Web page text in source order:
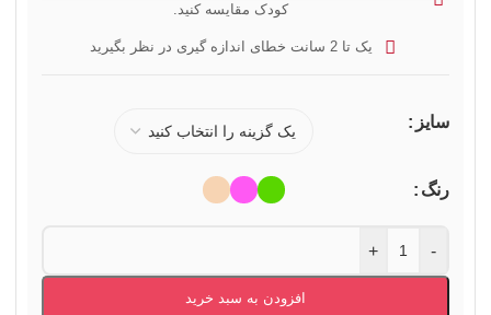
کودک مقایسه کنید.
یک تا 2 سانت خطای اندازه گیری در نظر بگیرید
سایز
رنگ
-
+
افزودن به سبد خرید